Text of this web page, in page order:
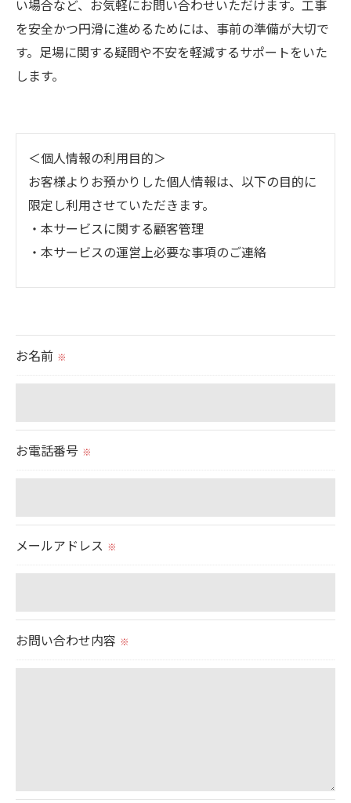
い場合など、お気軽にお問い合わせいただけます。工事
を安全かつ円滑に進めるためには、事前の準備が大切で
す。足場に関する疑問や不安を軽減するサポートをいた
します。
＜個人情報の利用目的＞
お客様よりお預かりした個人情報は、以下の目的に
限定し利用させていただきます。
・本サービスに関する顧客管理
・本サービスの運営上必要な事項のご連絡
られた場合を除き、
当社では、利用目的の達成に必要な範囲において、
＜個人情報の開示･訂正・削除･利用停止の手続につ
お名前 ※
お電話番号 ※
メールアドレス ※
お問い合わせ内容 ※